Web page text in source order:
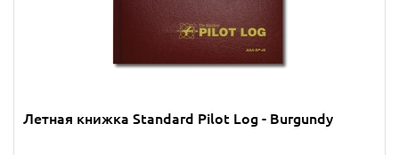
Летная книжка Standard Pilot Log - Burgundy